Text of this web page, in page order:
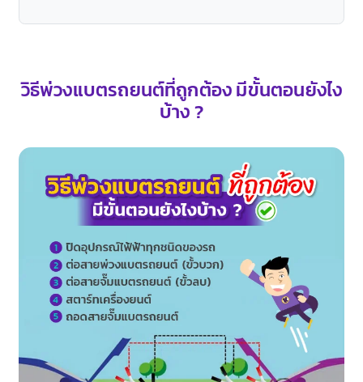
วิธีพ่วงแบตรถยนต์ที่ถูกต้อง มีขั้นตอนยังไง
บ้าง ?